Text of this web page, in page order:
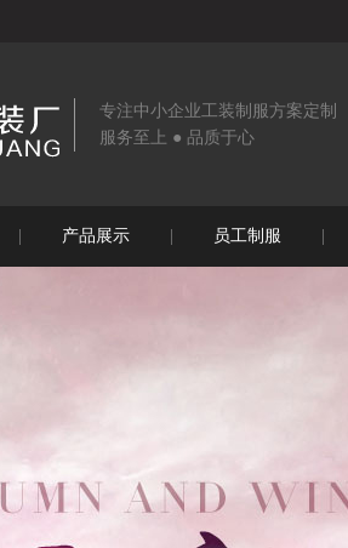
专注中小企业工装制服方案定制
服务至上 ● 品质于心
产品展示 员工制服